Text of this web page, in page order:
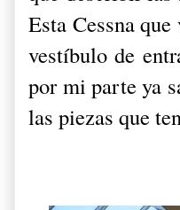
Esta Cessna
vestíbulo de
por mi parte ya
las piezas que